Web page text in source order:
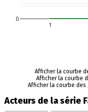
1
0
Afficher la courbe
Afficher la courbe
Afficher la courbe
Acteurs de la série